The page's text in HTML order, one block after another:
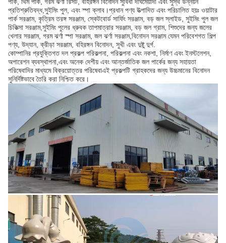
প্রতিশ্রুতিবদ্ধ,সুইমিং পুল, এবং স্পা ক্লাব।প্রধান পণ্য উত্পাদিত এবং পরিচালিত হয়ঃ ওয়াটার
পার্ক সরঞ্জাম, কৃত্রিম তরঙ্গ সরঞ্জাম, স্কেটবোর্ড সার্ফিং সরঞ্জাম, বড় জল স্লাইড, সুইমিং পুল জল
চিকিত্সা সরঞ্জাম,সুইমিং পুলের ধ্রুবক তাপমাত্রার সরঞ্জাম, বড় জল গ্রাম, শিশুদের জন্য জলের
খেলার সরঞ্জাম, গরম ঝর্ণা স্পা সরঞ্জাম, জল ঝর্ণা সরঞ্জাম,বিনোদন সরঞ্জাম যেমন পরিবেশগত শিল্প
পণ্য, উদ্যান, ক্রীড়া সরঞ্জাম, বহিরঙ্গন বিনোদন, সুখী এবং দুষ্টু দুর্গ.
কোম্পানির প্রযুক্তিগত দল প্রকল্প পরিকল্পনা, পরিকল্পনা এবং নকশা, নির্মাণ এবং ইনস্টলেশন,
অপারেশন ব্যবস্থাপনা,এবং অনেক দেশীয় এবং আন্তর্জাতিক জল পার্কের জন্য সহায়তা
পরিষেবাদির মাধ্যমে বিক্রয়োত্তর পরিষেবাএই প্রকল্পটি গ্রাহকদের জন্য উচ্চমানের বিনোদন
সুনির্দিষ্টভাবে তৈরি করা নিশ্চিত করে।